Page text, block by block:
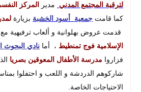
لترقية المجتمع المدني
مدير المركز
كما قامت جمعية أسود الخشبة بزيارة
قدمت عروض بهلوانية و ألعاب ترفيهية
الإسلامية فوج تمنطيط ، أما نادي البحوث
فزاروا مدرسة الأطفال المعوقين بصريا
شاركوهم الدردشة و اللعب و احتفلوا
الاحتياجات الخاصة.